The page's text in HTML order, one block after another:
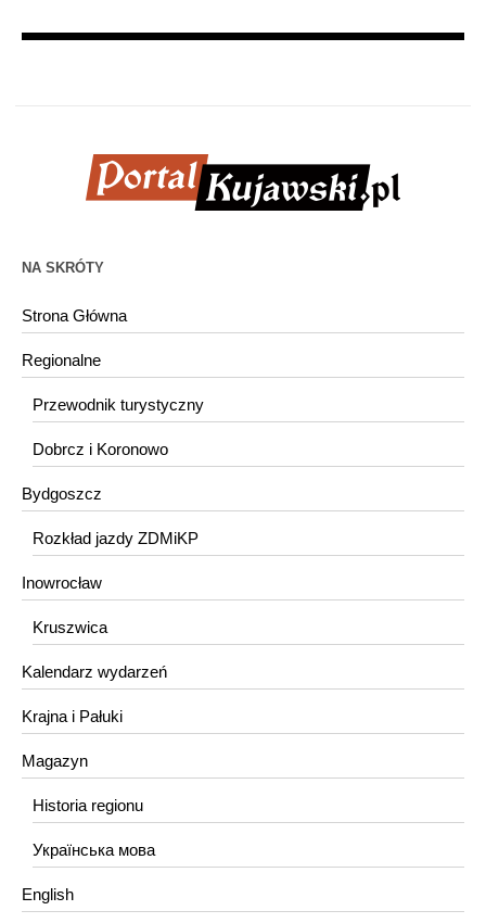
NA SKRÓTY
Strona Główna
Regionalne
Przewodnik turystyczny
Dobrcz i Koronowo
Bydgoszcz
Rozkład jazdy ZDMiKP
Inowrocław
Kruszwica
Kalendarz wydarzeń
Krajna i Pałuki
Magazyn
Historia regionu
Українська мова
English